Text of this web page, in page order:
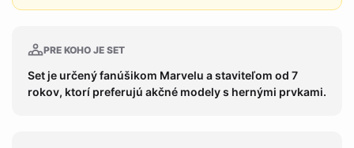
PRE KOHO JE SET
Set je určený fanúšikom Marvelu a staviteľom od 7
rokov, ktorí preferujú akčné modely s hernými prvkami.